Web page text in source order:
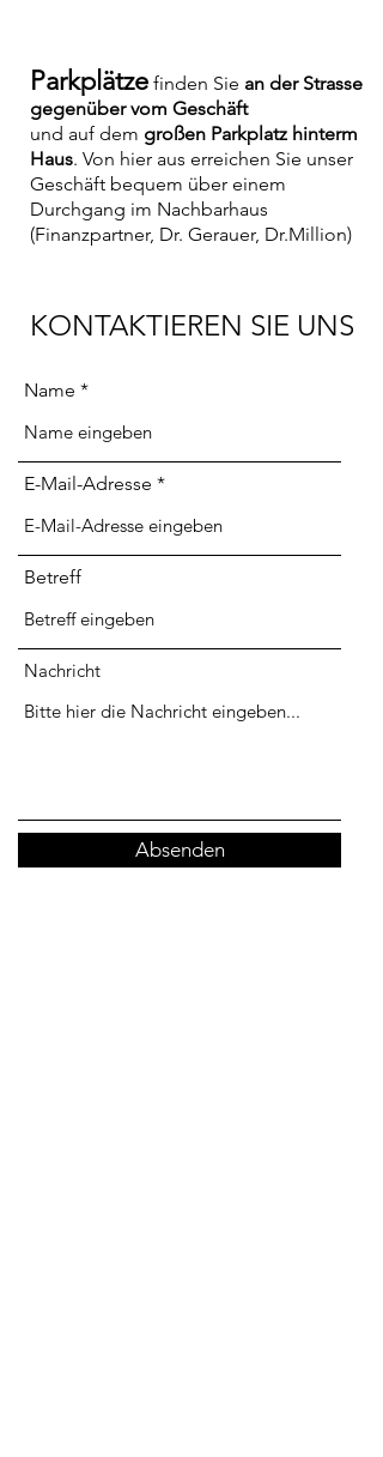
Parkplätze finden Sie an der Strasse
gegenüber vom Geschäft
und auf dem großen Parkplatz hinterm
Haus. Von hier aus erreichen Sie unser
Geschäft bequem über einem
Durchgang im Nachbarhaus
(Finanzpartner, Dr. Gerauer, Dr.Million)
KONTAKTIEREN SIE UNS
Name
E-Mail-Adresse
Betreff
Nachricht
Absenden